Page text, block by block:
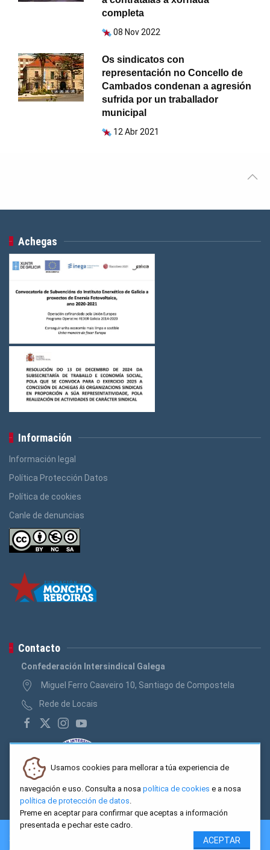
completa
08 Nov 2022
Os sindicatos con
representación no Concello de
Cambados condenan a agresión
sufrida por un traballador
municipal
12 Abr 2021
Achegas
Información
Información legal
Política Protección Datos
Política de cookies
Canle de denuncias
Contacto
Confederación Intersindical Galega
Miguel Ferro Caaveiro 10, Santiago de Compostela
Rede de Locais
2026 CIG. Confederación Intersindical Galega - Miguel Ferro
Usamos cookies para mellorar a túa experiencia de
navegación e uso. Consulta a nosa política de cookies e a nosa
política de protección de datos.
Preme en aceptar para confirmar que aceptas a información
presentada e pechar este cadro.
ACEPTAR